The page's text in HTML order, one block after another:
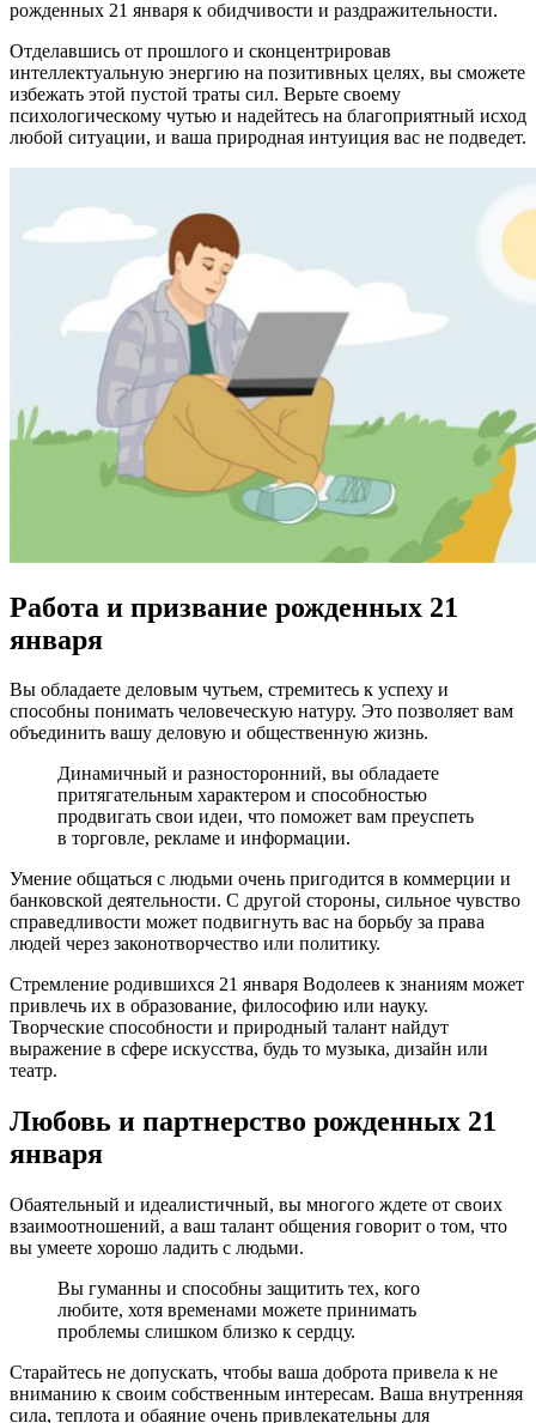
рожденных 21 января к обидчивости и раздражительности.
Отделавшись от прошлого и сконцентрировав
интеллектуальную энергию на позитивных целях, вы сможете
избежать этой пустой траты сил. Верьте своему
психологическому чутью и надейтесь на благоприятный исход
любой ситуации, и ваша природная интуиция вас не подведет.
Работа и призвание рожденных 21
января
Вы обладаете деловым чутьем, стремитесь к успеху и
способны понимать человеческую натуру. Это позволяет вам
объединить вашу деловую и общественную жизнь.
Динамичный и разносторонний, вы обладаете
притягательным характером и способностью
продвигать свои идеи, что поможет вам преуспеть
в торговле, рекламе и информации.
Умение общаться с людьми очень пригодится в коммерции и
банковской деятельности. С другой стороны, сильное чувство
справедливости может подвигнуть вас на борьбу за права
людей через законотворчество или политику.
Стремление родившихся 21 января Водолеев к знаниям может
привлечь их в образование, философию или науку.
Творческие способности и природный талант найдут
выражение в сфере искусства, будь то музыка, дизайн или
театр.
Любовь и партнерство рожденных 21
января
Обаятельный и идеалистичный, вы многого ждете от своих
взаимоотношений, а ваш талант общения говорит о том, что
вы умеете хорошо ладить с людьми.
Вы гуманны и способны защитить тех, кого
любите, хотя временами можете принимать
проблемы слишком близко к сердцу.
Старайтесь не допускать, чтобы ваша доброта привела к не
вниманию к своим собственным интересам. Ваша внутренняя
сила, теплота и обаяние очень привлекательны для